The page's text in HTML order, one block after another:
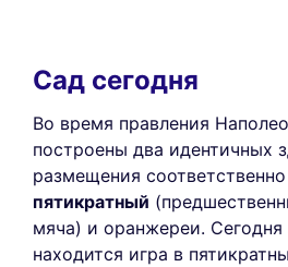
Сад сегодня
Во время правления
построены два идентичных
размещения соответственно
пятикратный
мяча) и оранжереи. Сегодня
находится игра в